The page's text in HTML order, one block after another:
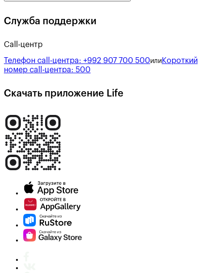
Служба поддержки
Call-центр
Телефон call-центра: +992 907 700 500или Короткий
номер call-центра: 500
Скачать приложение Life